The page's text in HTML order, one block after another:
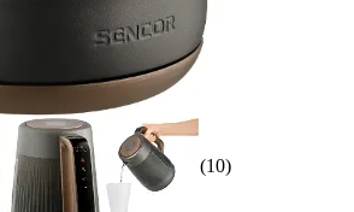
(10)